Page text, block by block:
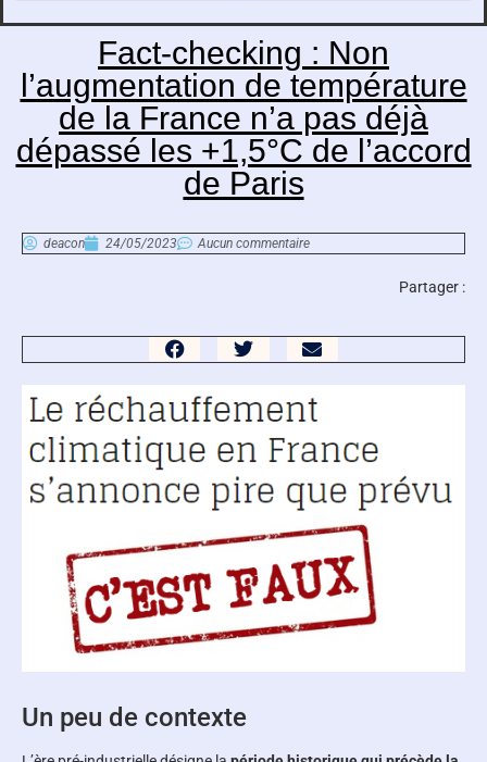
Fact-checking : Non
l’augmentation de température
de la France n’a pas déjà
dépassé les +1,5°C de l’accord
de Paris
deacon 24/05/2023 Aucun commentaire
Partager :
Un peu de contexte